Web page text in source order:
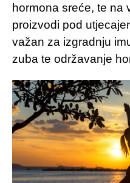
hormona sreće, te na
proizvodi pod
važan za izgradnju
zuba te održavanje